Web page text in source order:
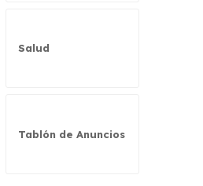
Salud
Tablón de Anuncios